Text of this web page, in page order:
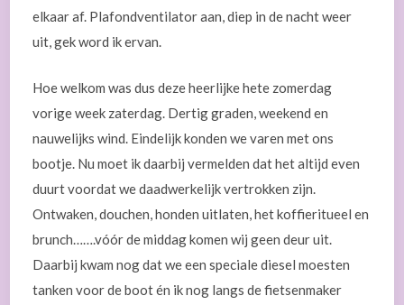
elkaar af. Plafondventilator aan, diep in de nacht weer
uit, gek word ik ervan.
Hoe welkom was dus deze heerlijke hete zomerdag
vorige week zaterdag. Dertig graden, weekend en
nauwelijks wind. Eindelijk konden we varen met ons
bootje. Nu moet ik daarbij vermelden dat het altijd even
duurt voordat we daadwerkelijk vertrokken zijn.
Ontwaken, douchen, honden uitlaten, het koffieritueel en
brunch…….vóór de middag komen wij geen deur uit.
Daarbij kwam nog dat we een speciale diesel moesten
tanken voor de boot én ik nog langs de fietsenmaker